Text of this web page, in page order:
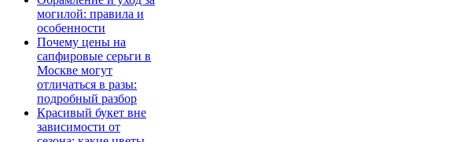
могилой: правила и
особенности
Почему цены на
сапфировые серьги в
Москве могут
отличаться в разы:
подробный разбор
Красивый букет вне
зависимости от